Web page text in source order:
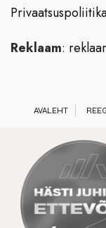
Reklaam:
AVALEHT